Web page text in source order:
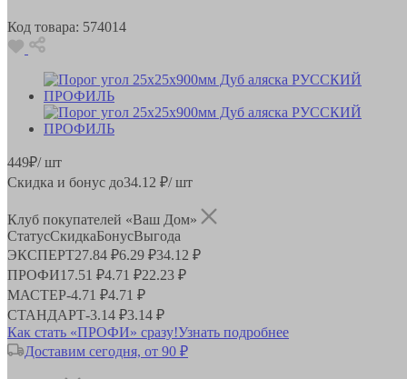
Код товара: 574014
449₽/ шт
Скидка и бонус до34.12 ₽/ шт
Клуб покупателей «Ваш Дом»
СтатусСкидкаБонусВыгода
ЭКСПЕРТ27.84 ₽6.29 ₽34.12 ₽
ПРОФИ17.51 ₽4.71 ₽22.23 ₽
МАСТЕР-4.71 ₽4.71 ₽
СТАНДАРТ-3.14 ₽3.14 ₽
Как стать «ПРОФИ» сразу!Узнать подробнее
Доставим сегодня, от 90 ₽